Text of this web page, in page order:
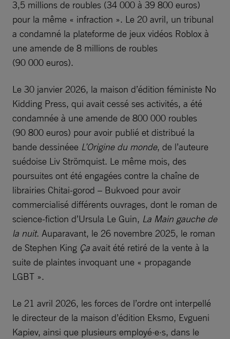
3,5 millions de roubles (34 000 à 39 800 euros)
pour la même « infraction ». Le 20 avril, un tribunal
a condamné la plateforme de jeux vidéos Roblox à
une amende de 8 millions de roubles
(90 000 euros).
Le 30 janvier 2026, la maison d’édition féministe No
Kidding Press, qui avait cessé ses activités, a été
condamnée à une amende de 800 000 roubles
(90 800 euros) pour avoir publié et distribué la
bande dessinéee L’Origine du monde, de l’auteure
suédoise Liv Strömquist. Le même mois, des
poursuites ont été engagées contre la chaîne de
librairies Chitai-gorod – Bukvoed pour avoir
commercialisé différents ouvrages, dont le roman de
science-fiction d’Ursula Le Guin, La Main gauche de
la nuit. Auparavant, le 26 novembre 2025, le roman
de Stephen King Ça avait été retiré de la vente à la
suite de plaintes invoquant une « propagande
LGBT ».
Le 21 avril 2026, les forces de l’ordre ont interpellé
le directeur de la maison d’édition Eksmo, Evgueni
Kapiev, ainsi que plusieurs employé·e·s, dans le